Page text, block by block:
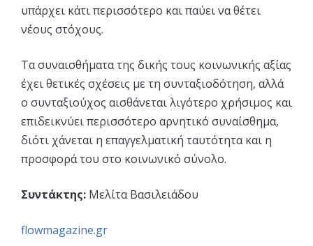
υπάρχει κάτι περισσότερο και παύει να θέτει
νέους στόχους.
Τα συναισθήματα της δικής τους κοινωνικής αξίας
έχει θετικές σχέσεις με τη συνταξιοδότηση, αλλά
ο συνταξιούχος αισθάνεται λιγότερο χρήσιμος και
επιδεικνύει περισσότερο αρνητικό συναίσθημα,
διότι χάνεται η επαγγελματική ταυτότητα και η
προσφορά του στο κοινωνικό σύνολο.
Συντάκτης: Μελίτα Βασιλειάδου
flowmagazine.gr